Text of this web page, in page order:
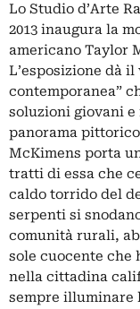
Lo Studio d’Arte
2013 inaugura la
americano Taylor
L’esposizione dà
contemporanea”
soluzioni giovani
panorama
McKimens porta
tratti di essa che
caldo torrido del
serpenti si
comunità rurali,
sole cuocente che
nella cittadina
sempre illuminare